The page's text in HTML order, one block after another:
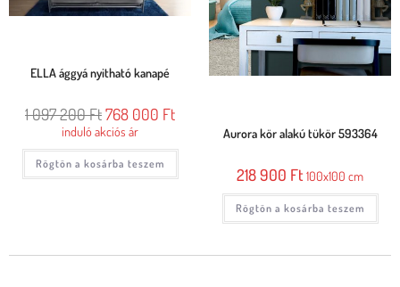
ELLA ággyá nyitható kanapé
1 097 200Ft768 000 Ft
induló akciós ár
Rögtön a kosárba teszem
Aurora kör alakú tükör 593364
218 900 Ft 100x100 cm
Rögtön a kosárba teszem